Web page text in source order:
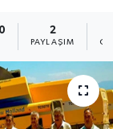
2
PAYLAŞIM